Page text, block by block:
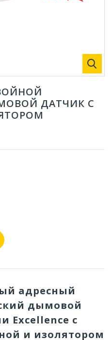
ДАТЧИК С
адресный
дымовой
Excellence с
и изолятором